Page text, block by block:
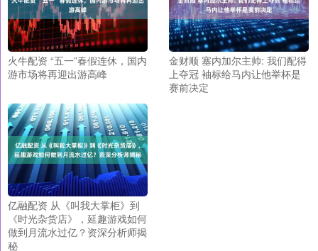
火牛配资 “五一”春假连休，国内
游市场将再迎出游高峰
金财顺 塞内加尔主帅: 我们配得
上夺冠 袖标给马内让他举杯是
赛前决定
亿融配资 从《叫我大掌柜》到
《时光杂货店》，延趣游戏如何
做到月流水过亿？资深分析师揭
秘